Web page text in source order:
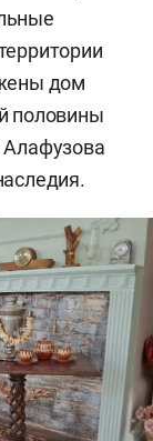
дом
половины